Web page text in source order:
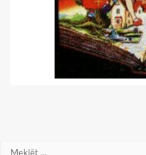
Meklēt: